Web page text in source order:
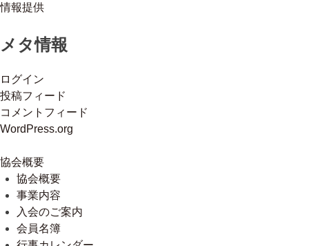
情報提供
メタ情報
ログイン
投稿フィード
コメントフィード
WordPress.org
協会概要
協会概要
事業内容
入会のご案内
会員名簿